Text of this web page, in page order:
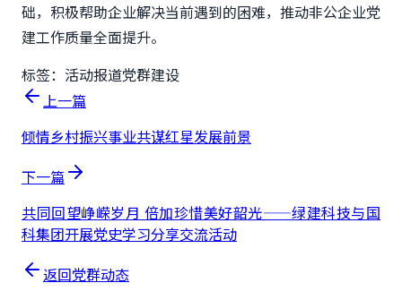
础，积极帮助企业解决当前遇到的困难，推动非公企业党
建工作质量全面提升。
标签： 活动报道党群建设
上一篇
倾情乡村振兴事业共谋红星发展前景
下一篇
共同回望峥嵘岁月 倍加珍惜美好韶光——绿建科技与国
科集团开展党史学习分享交流活动
返回党群动态